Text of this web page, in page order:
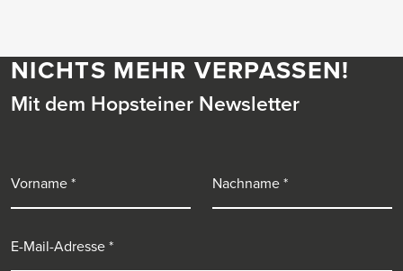
NICHTS MEHR VERPASSEN!
Mit dem Hopsteiner Newsletter